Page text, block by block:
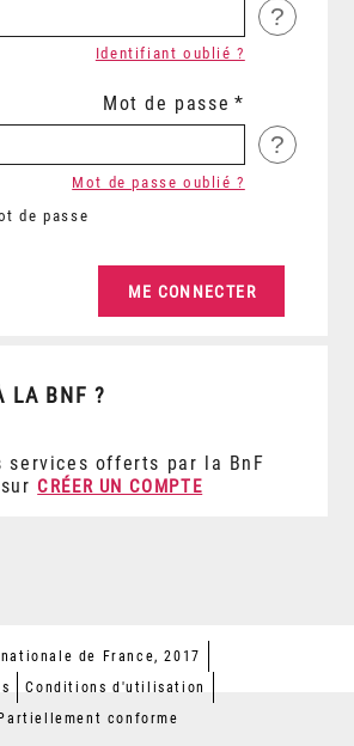
?
Identifiant oublié ?
Mot de passe
?
de passe
Mot de passe oublié ?
LA BNF ?
services offerts par la BnF
CRÉER UN COMPTE
de France, 2017
Conditions d'utilisation
conforme